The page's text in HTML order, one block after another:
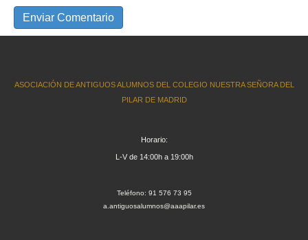
ASOCIACIÓN DE ANTIGUOS ALUMNOS DEL COLEGIO NUESTRA SEÑORA DEL
PILAR DE MADRID
Horario:
L-V de 14:00h a 19:00h
Teléfono: 91 576 73 95
a.antiguosalumnos@aaapilar.es